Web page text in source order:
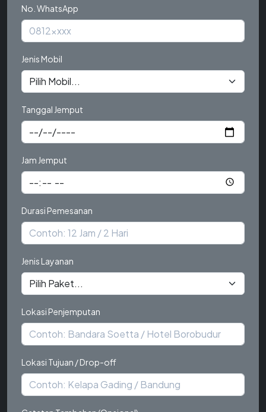
No. WhatsApp
Jenis Mobil
Tanggal Jemput
Jam Jemput
Durasi Pemesanan
Jenis Layanan
Lokasi Penjemputan
Lokasi Tujuan / Drop-off